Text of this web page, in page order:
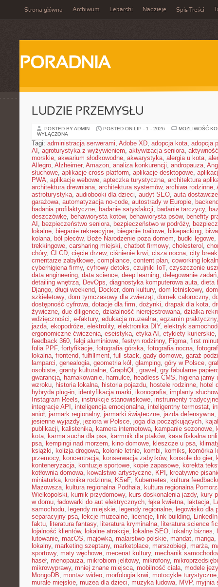
Strona główna Archiwum Lekarski Nadzieje Spis Treści
PORADNIA
LUDZIE PRZEMYSŁU
POSTED BY ADMIN POSTED ON LIP - 1 - 2026
MOŻLIWOŚĆ
WYŁĄCZONA
Tagi: administracja serwerami, Adobe XD, adopcja kota, adopcja
AI , agroturystyka z wyżywieniem, aktywizacja seniora,
morskie, akwarium słodkowodne, akwarystyka, alergia u kota,
Allegro, Alzheimer, Amazon, analiza konkurencji, andropauza,
słuchowe, aplikacje cross-platform, aplikacje desktopowe,
PWA, aplikacje webowe, apteczka turystyczna, architektura
architektura drewniana, architektura systemów, archiwa rodzinne,
astroturystyka, audiobooki dla dzieci, audyt SEO, auta dostawcze
garażowa, automatyzacja no-code, autostrady w Europie,
badania profilaktyczne, badanie satysfakcji, badanie tarczycy,
deszczówkę, behawiorysta kotów, behawiorysta psów, benefity
AI , bezpieczeństwo seniora, bezpieczeństwo w podróży,
lokalne, bieganie rekreacyjne, bieganie trailowe, bikepacking,
kolana, ból pleców, Boże Narodzenie poza domem, budki lęgowe,
trekkingowe, carsharing miejski, chatbot firmowy, cholesterol ,
chóry, CI CD, cięcie drzew, ciśnienie krwi, cisza nocna, city
cmentarze zabytkowe, compliance, content plan, coworking
cyberhigiena firmy, cyfrowy detoks, czujniki IoT, czyszczenie
data engineering, data science, deep learning, delegowanie zadań
detailing wnętrza, DevOps, diagnostyka komputerowa auta, dieta
Django, długi weekend, Docker, dom kultury, dom letniskowy,
szkieletowy, dom tymczasowy dla zwierząt, domek całoroczny,
dostępność cyfrowa, dotacje dla firm, dożynki, drapak dla kota,
żywiczne, due diligence, działalność nierejestrowana, działka
wdzięczności, e-faktury, edukacja muzealna, egzamin praktyczny
jazda, ekopodróże, elektrolity, elektronika DIY, elektryk
ergonomiczne ćwiczenia, eseistyka, etyka AI , etykiety kurierskie,
feedback 360, felgi aluminiowe, festyn rodzinny, Figma, first
folia PPF, fortyfikacje, fotografia górska, fotografia nocna,
lokalna, frontend, fulfillment, full stack, gady domowe, garaż
lamparci, genealogia, geometria kół, glamping, góry w Polsce,
osobiste, granty kulturalne, GraphQL, gravel , gry fabularne
gwarancja, hamakowanie, hamulce, headless CMS, higiena jamy
wzroku, historia lokalna, historia pojazdu, hostele rodzinne, hotel
hybryda plug-in, identyfikacja marki, ikonografia, implanty
Instagram Reels, instrukcje stanowiskowe, instrumenty tradycyjne
integracje API , inteligencja emocjonalna, inteligentny termostat,
anioł, jarmark regionalny, jarmarki świąteczne, jazda defensywna,
jesienne wyjazdy, jeziora w Polsce, joga dla początkujących,
publikacji, kalistenika, kamera internetowa, kampanie sezonowe,
kota, karma sucha dla psa, karmnik dla ptaków, kasa fiskalna
psa, kempingi nad morzem, kino domowe, kleszcze u psa,
książki, kolizja drogowa, kolonie letnie, kombi, komiks, komórka
przemocy, koncentracja, konserwacja zabytków, konsole do gier,
konteneryzacja, kontuzje sportowe, kopie zapasowe, korekta
kotłownia domowa, kowalstwo artystyczne, KPI , kreatywne
miniaturka, kronika rodzinna, KSeF, Kubernetes, kultura
Mazowsza, kultura regionalna Podhala, kultura regionalna
Wielkopolski, kurnik przydomowy, kurs doskonalenia jazdy, kury
w domu, ładowarki do aut elektrycznych, łąka kwietna, laktacja,
samochodu, legendy miejskie, legendy regionalne, legowisko dla
separacyjny psa, lekcje muzealne, licencje, link building,
faktu, literatura fantasy, literatura kryminalna, literatura science
lojalność klientów, lokalne atrakcje, lokalne SEO, lokalny biznes,
lutowanie, macOS, majówka, malarstwo polskie, mandat, manga,
lokalny, marketing szeptany, marketplace, marszobiegi, marża,
sportowy, maty węchowe, mecenat kultury, mechanik
haseł, menopauza, mikrobiom jelitowy, mikrofony,
mikrowyprawy, mniej znane miejsca, mobilność ciała, modele
MongoDB, montaż wideo, morfologia krwi, motocykle turystyczne
murale miejskie, muzea dla dzieci, muzyka ludowa, MVP, myjnia